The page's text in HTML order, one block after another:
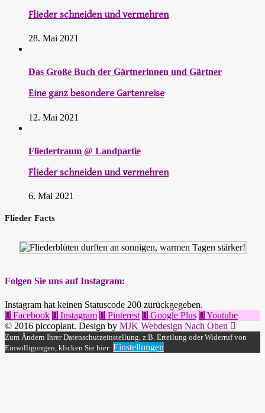
Flieder schneiden und vermehren
28. Mai 2021
Das Große Buch der Gärtnerinnen und Gärtner
Eine ganz besondere Gartenreise
12. Mai 2021
Fliedertraum @ Landpartie
Flieder schneiden und vermehren
6. Mai 2021
Flieder Facts
Folgen Sie uns auf Instagram:
Instagram hat keinen Statuscode 200 zurückgegeben.
Facebook
Instagram Pinterest Google Plus
Youtube
© 2016 piccoplant. Design by MJK Webdesign Nach Oben
Zum Ändern Ihrer Datenschutzeinstellung, z.B. Erteilung oder Widerruf von
Einwilligungen, klicken Sie hier: Einstellungen